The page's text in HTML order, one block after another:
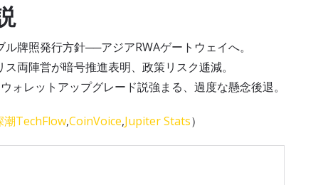
ル牌照発行方針──アジアRWAゲートウェイへ。
両陣営が暗号推進表明、政策リスク逓減。
ォレットアップグレード説強まる、過度な懸念後退。
潮TechFlow,CoinVoice,Jupiter Stats）